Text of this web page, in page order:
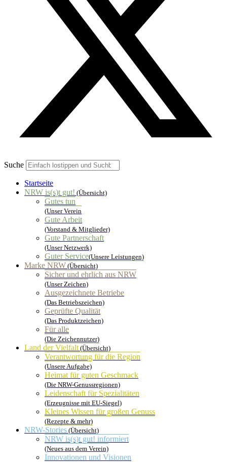
Suche
Startseite
NRW is(s)t gut! (Übersicht)
Gutes tun
(Unser Verein
Gute Arbeit
(Vorstand & Mitglieder)
Gute Partnerschaft
(Unser Netzwerk)
Guter Service(Unsere Leistungen)
Marke NRW (Übersicht)
Sicher und ehrlich aus NRW
(Unser Zeichen)
Ausgezeichnete Betriebe
(Das Betriebszeichen)
Geprüfte Qualität
(Das Produktzeichen)
Für alle
(Die Zeichennutzer)
Land der Vielfalt(Übersicht)
Verantwortung für die Region
(Unsere Aufgabe)
Heimat für guten Geschmack
(Die NRW-Genussregionen)
Leidenschaft für Spezialitäten
(Erzeugnisse mit EU-Siegel)
Kleines Wissen für großen Genuss
(Rezepte & mehr)
NRW-Stories (Übersicht)
NRW is(s)t gut! informiert
(Neues aus dem Verein)
Innovationen und Visionen